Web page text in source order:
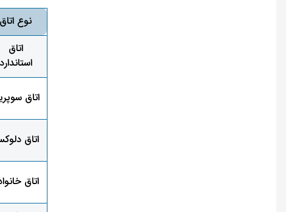
نوع اتاق
اتاق
استاندارد
اتاق
اتاق
اتاق